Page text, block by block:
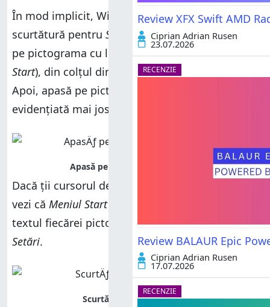
În mod implicit, Windows 10 include o
scurtătură pentru Setări în Meniul Start. Apasă
pe pictograma cu logoul
Start), din colțul din stânga jos al ecranului.
Apoi, apasă pe pictograma rotiță
evidențiată mai jos.
Dacă ții cursorul deasupra acestei pictograme,
vezi că Meniul Start
textul fiecărei pictograme în parte, inclusiv
Setări.
Review XFX Swift AMD
Ciprian Adrian Rusen
23.07.2026
RECENZIE
Review BALAUR Epic
Ciprian Adrian Rusen
17.07.2026
RECENZIE